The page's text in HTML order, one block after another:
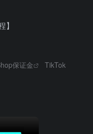
保证金
TikTok